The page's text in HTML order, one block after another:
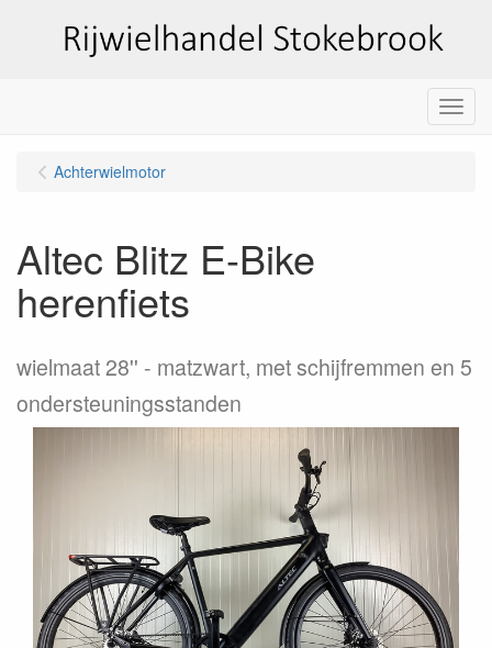
Menu
Achterwielmotor
Altec Blitz E-Bike
herenfiets
wielmaat 28''
matzwart, met schijfremmen en 5
ondersteuningsstanden